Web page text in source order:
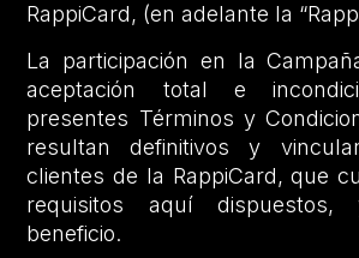
RappiCard, (en adelante la
La participación en la
aceptación total e
presentes Términos y
resultan definitivos y
clientes de la RappiCard, que
requisitos aquí
beneficio.